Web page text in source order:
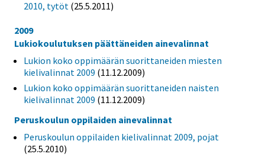
2010, tytöt (25.5.2011)
2009
Lukiokoulutuksen päättäneiden ainevalinnat
Lukion koko oppimäärän suorittaneiden miesten
kielivalinnat 2009 (11.12.2009)
Lukion koko oppimäärän suorittaneiden naisten
kielivalinnat 2009 (11.12.2009)
Peruskoulun oppilaiden ainevalinnat
Peruskoulun oppilaiden kielivalinnat 2009, pojat
(25.5.2010)